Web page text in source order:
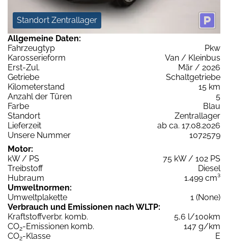
Standort Zentrallager
Allgemeine Daten:
Fahrzeugtyp
Pkw
Karosserieform
Van / Kleinbus
Erst-Zul.
Mär / 2026
Getriebe
Schaltgetriebe
Kilometerstand
15 km
Anzahl der Türen
5
Farbe
Blau
Standort
Zentrallager
Lieferzeit
ab ca. 17.08.2026
Unsere Nummer
1072579
Motor:
kW / PS
75 kW / 102 PS
Treibstoff
Diesel
Hubraum
1.499 cm³
Umweltnormen:
Umweltplakette
1 (None)
Verbrauch und Emissionen nach WLTP:
Kraftstoffverbr. komb.
5,6 l/100km
CO2-Emissionen komb.
147 g/km
CO2-Klasse
E